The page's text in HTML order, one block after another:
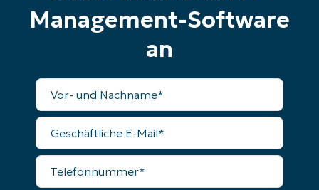
Management-Software
an
Vollständiger
Name
Geschäftliche
Mail
Telefonnummer
Company
name*